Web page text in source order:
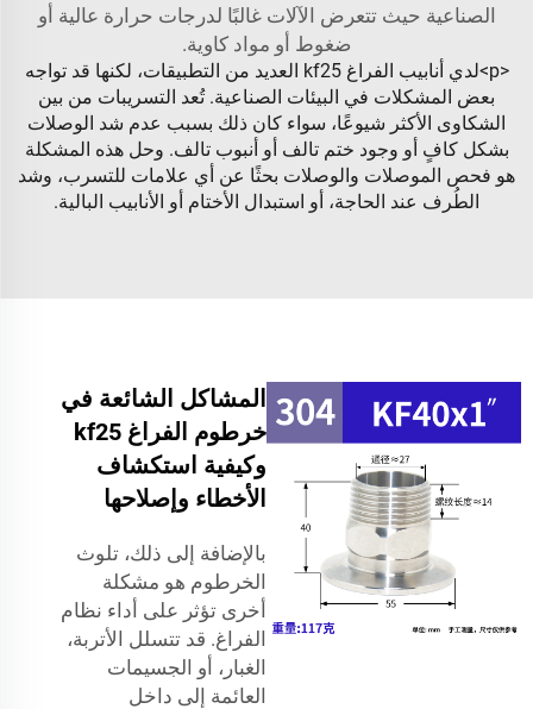
الصناعية حيث تتعرض الآلات غالبًا لدرجات حرارة عالية أو
ضغوط أو مواد كاوية.
<p>لدي أنابيب الفراغ kf25 العديد من التطبيقات، لكنها قد تواجه
بعض المشكلات في البيئات الصناعية. تُعد التسريبات من بين
الشكاوى الأكثر شيوعًا، سواء كان ذلك بسبب عدم شد الوصلات
بشكل كافٍ أو وجود ختم تالف أو أنبوب تالف. وحل هذه المشكلة
هو فحص الموصلات والوصلات بحثًا عن أي علامات للتسرب، وشد
الطُرف عند الحاجة، أو استبدال الأختام أو الأنابيب البالية.
المشاكل الشائعة في
خرطوم الفراغ kf25
وكيفية استكشاف
الأخطاء وإصلاحها
بالإضافة إلى ذلك، تلوث
الخرطوم هو مشكلة
أخرى تؤثر على أداء نظام
الفراغ. قد تتسلل الأتربة،
الغبار، أو الجسيمات
العائمة إلى داخل